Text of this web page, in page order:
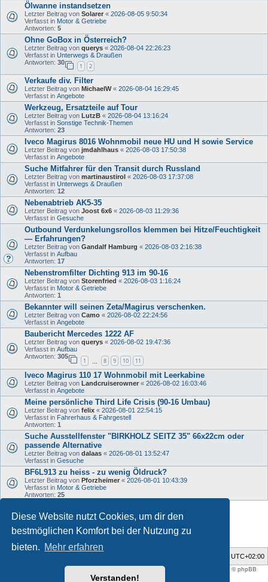
Diese Website nutzt Cookies, um dir den
bestmöglichen Komfort bei der Nutzung zu
bieten. Mehr erfahren
Verstanden!
Ölwanne instandsetzen
Letzter Beitrag von Solarer « 2026-08-05 9:50:34
Verfasst in Motor & Getriebe
Antworten: 5
Ohne GoBox in Österreich?
Letzter Beitrag von querys « 2026-08-04 22:26:23
Verfasst in Unterwegs & Draußen
Antworten: 30
1 2
Verkaufe div. Filter
Letzter Beitrag von MichaelW« 2026-08-04 16:29:45
Verfasst in Angebote
Werkzeug, Ersatzteile auf Tour
Letzter Beitrag von LutzB « 2026-08-04 13:16:24
Verfasst in Sonstige Technik-Themen
Antworten: 23
Iveco Magirus 8016 Wohnmobil neue HU und H sowie Service
Letzter Beitrag von jmdahlhaus « 2026-08-03 17:50:38
Verfasst in Angebote
Suche Mitfahrer für den Transit durch Russland
Letzter Beitrag von martinaustirol « 2026-08-03 17:37:08
Verfasst in Unterwegs & Draußen
Antworten: 12
Nebenabtrieb AK5-35
Letzter Beitrag von Joost 6x6 « 2026-08-03 11:29:36
Verfasst in Gesuche
Outbound Verdunkelungsrollos klemmen bei Hitze/Feuchtigkeit
— Erfahrungen?
Letzter Beitrag von Gandalf Hamburg « 2026-08-03 2:16:38
Verfasst in Aufbau
Antworten: 17
Nebenstromfilter Dichting 913 im 90-16
Letzter Beitrag von Storenfried « 2026-08-03 1:16:24
Verfasst in Motor & Getriebe
Antworten: 1
Bekannter will seinen Zeta/Magirus verschenken.
Letzter Beitrag von Camo « 2026-08-02 22:24:56
Verfasst in Angebote
Baubericht Mercedes 1222 AF
Letzter Beitrag von querys « 2026-08-02 19:47:36
Verfasst in Aufbau
Antworten: 305
1 8 9 10 11
Iveco Magirus 110 17 Wohnmobil mit Leerkabine
Letzter Beitrag von Landcruiserowner « 2026-08-02 16:03:46
Verfasst in Angebote
Meine persönliche Third Life Crisis (90-16 Umbau)
Letzter Beitrag von felix « 2026-08-01 22:54:15
Verfasst in Fahrerhaus & Fahrgestell
Antworten: 1
Suche Ausstellfenster "BIRKHOLZ SEITZ 35" 66x22cm oder
passende Alternative
Letzter Beitrag von dalaas « 2026-08-01 13:52:47
Verfasst in Gesuche
BF6L913 zu heiss - zu wenig Öldruck?
Letzter Beitrag von Pforzheimer « 2026-08-01 10:43:39
Verfasst in Motor & Getriebe
Antworten: 25
Die Suche ergab 33 Treffer • Seite1von
UTC+02:00
support forum tricolor phpBB
® Forum Software © phpBB
Limited